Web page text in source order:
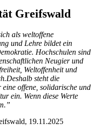
Greifswald
als weltoffene
und Lehre bildet ein
Hochschulen sind
Neugier und
Weltoffenheit und
steht die
offene, solidarische und
ein. Wenn diese Werte
19.11.2025